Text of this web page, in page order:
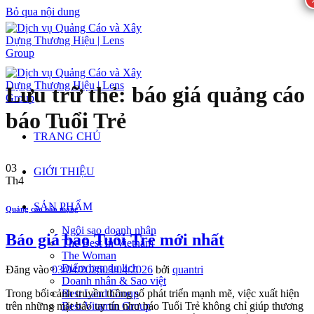
Bỏ qua nội dung
TRANG CHỦ
GIỚI THIỆU
SẢN PHẨM
Ngôi sao doanh nhân
The Best In Vietnam
The Woman
Điểm hẹn du lịch
Doanh nhân & Sao việt
Best Land Group
Best Vitamin Group
Lưu trữ thẻ: báo giá quảng cáo
báo Tuổi Trẻ
03
Th4
Quảng cáo báo mạng
Báo giá báo Tuổi Trẻ mới nhất
Đăng vào03/04/202603/04/2026 bởi quantri
Trong bối cảnh truyền thông số phát triển mạnh mẽ, việc xuất hiện
trên những mặt báo uy tín như báo Tuổi Trẻ không chỉ giúp thương